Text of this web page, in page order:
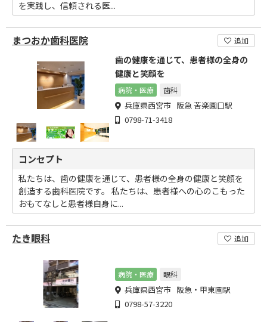
を実践し、信頼される医...
まつおか歯科医院 追加
歯の健康を通じて、患者様の全身の
健康と笑顔を
病院・医療 歯科
兵庫県西宮市 阪急 苦楽園口駅
0798-71-3418
コンセプト
私たちは、歯の健康を通じて、患者様の全身の健康と笑顔を
創造する歯科医院です。 私たちは、患者様への心のこもった
おもてなしと患者様自身に...
たき眼科 追加
病院・医療 眼科
兵庫県西宮市 阪急・甲東園駅
0798-57-3220